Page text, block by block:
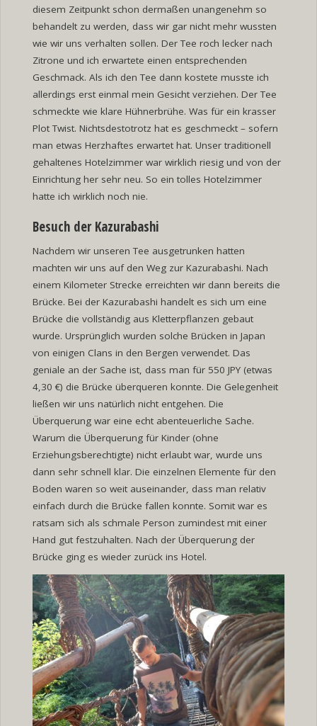
diesem Zeitpunkt schon dermaßen unangenehm so
behandelt zu werden, dass wir gar nicht mehr wussten
wie wir uns verhalten sollen. Der Tee roch lecker nach
Zitrone und ich erwartete einen entsprechenden
Geschmack. Als ich den Tee dann kostete musste ich
allerdings erst einmal mein Gesicht verziehen. Der Tee
schmeckte wie klare Hühnerbrühe. Was für ein krasser
Plot Twist. Nichtsdestotrotz hat es geschmeckt – sofern
man etwas Herzhaftes erwartet hat. Unser traditionell
gehaltenes Hotelzimmer war wirklich riesig und von der
Einrichtung her sehr neu. So ein tolles Hotelzimmer
hatte ich wirklich noch nie.
Besuch der Kazurabashi
Nachdem wir unseren Tee ausgetrunken hatten
machten wir uns auf den Weg zur Kazurabashi. Nach
einem Kilometer Strecke erreichten wir dann bereits die
Brücke. Bei der Kazurabashi handelt es sich um eine
Brücke die vollständig aus Kletterpflanzen gebaut
wurde. Ursprünglich wurden solche Brücken in Japan
von einigen Clans in den Bergen verwendet. Das
geniale an der Sache ist, dass man für 550 JPY (etwas
4,30 €) die Brücke überqueren konnte. Die Gelegenheit
ließen wir uns natürlich nicht entgehen. Die
Überquerung war eine echt abenteuerliche Sache.
Warum die Überquerung für Kinder (ohne
Erziehungsberechtigte) nicht erlaubt war, wurde uns
dann sehr schnell klar. Die einzelnen Elemente für den
Boden waren so weit auseinander, dass man relativ
einfach durch die Brücke fallen konnte. Somit war es
ratsam sich als schmale Person zumindest mit einer
Hand gut festzuhalten. Nach der Überquerung der
Brücke ging es wieder zurück ins Hotel.